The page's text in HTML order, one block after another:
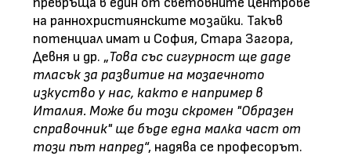
на раннохристиянските мозайки. Такъв
потенциал имат и София, Стара Загора,
Девня и др. „Това със сигурност ще даде
тласък за развитие на мозаечното
изкуство у нас, както е например в
Италия. Може би този скромен "Образен
справочник" ще бъде една малка част от
този път напред“, надява се професорът.